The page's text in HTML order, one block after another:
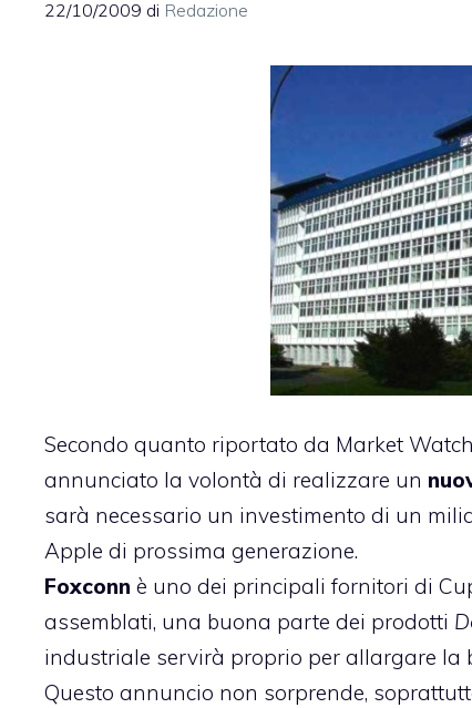
22/10/2009 di Redazione
Secondo quanto riportato da Market Watch
annunciato la volontà di realizzare un
sarà necessario un investimento di un
Apple di prossima generazione.
Foxconn è uno dei principali fornitori di
assemblati, una buona parte dei prodotti
industriale servirà proprio per allargare la
Questo annuncio non sorprende,